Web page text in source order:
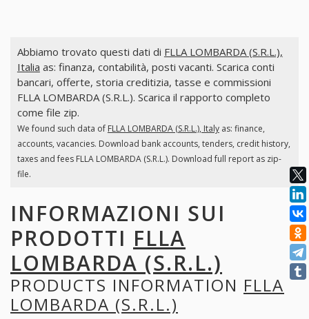
Abbiamo trovato questi dati di FLLA LOMBARDA (S.R.L.),
Italia as: finanza, contabilità, posti vacanti. Scarica conti
bancari, offerte, storia creditizia, tasse e commissioni
FLLA LOMBARDA (S.R.L.). Scarica il rapporto completo
come file zip.
We found such data of FLLA LOMBARDA (S.R.L.), Italyas: finance,
accounts, vacancies. Download bank accounts, tenders, credit history,
taxes and fees FLLA LOMBARDA (S.R.L.). Download full report as zip-
file.
INFORMAZIONI SUI
PRODOTTI FLLA
LOMBARDA (S.R.L.)
PRODUCTS INFORMATION FLLA
LOMBARDA (S.R.L.)